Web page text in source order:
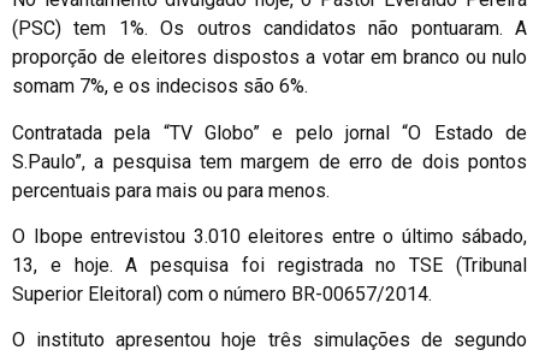
(PSC) tem 1%. Os outros candidatos não pontuaram. A
proporção de eleitores dispostos a votar em branco ou nulo
somam 7%, e os indecisos são 6%.
Contratada pela “TV Globo” e pelo jornal “O Estado de
S.Paulo”, a pesquisa tem margem de erro de dois pontos
percentuais para mais ou para menos.
O Ibope entrevistou 3.010 eleitores entre o último sábado,
13, e hoje. A pesquisa foi registrada no TSE (Tribunal
Superior Eleitoral) com o número BR-00657/2014.
O instituto apresentou hoje três simulações de segundo